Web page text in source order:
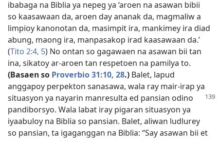
ibabaga na Biblia ya nepeg ya ‘aroen na asawan bibii
so kaasawaan da, aroen day ananak da, magmaliw a
limpioy kanonotan da, masimpit ira, mankimey ira diad
abung, maong ira, manpasakop irad kaasawaan da.’
(Tito 2:4, 5) No ontan so gagawaen na asawan bii tan
ina, sikatoy ar-aroen tan respetoen na pamilya to.
(Basaen so Proverbio 31:10, 28.) Balet, lapud
anggapoy perpekton sanasawa, wala ray mair-irap ya
situasyon ya nayarin manresulta ed pansian odino
pandiborsyo. Wala labat iray pigaran situasyon ya
iyaabuloy na Biblia so pansian. Balet, aliwan ludlurey
so pansian, ta igaganggan na Biblia: “Say asawan bii et